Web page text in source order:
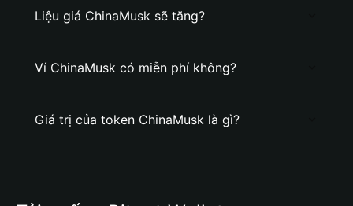
Liệu giá ChinaMusk sẽ tăng?
Ví ChinaMusk có miễn phí không?
Giá trị của token ChinaMusk là gì?